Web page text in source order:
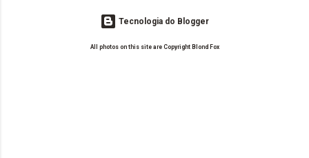
Tecnologia do Blogger
All photos on this site are Copyright Blond Fox